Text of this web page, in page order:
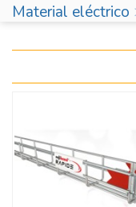
Material eléctrico